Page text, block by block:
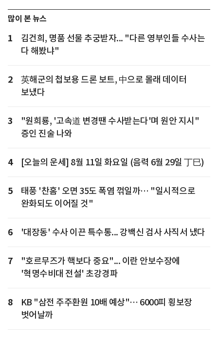
많이 본 뉴스
1
김건희, 명품 선물 추궁받자... "다른 영부인들 수사는
다 해봤냐"
2
英해군의 첩보용 드론 보트, 中으로 몰래 데이터
보냈다
3
"원희룡, '고속道 변경땐 수사받는다'며 원안 지시"
증인 진술 나와
4 [오늘의 운세] 8월 11일 화요일 (음력 6월 29일 丁巳)
5
태풍 '찬홈' 오면 35도 폭염 꺾일까… "일시적으로
완화되도 이어질 것"
6 '대장동' 수사 이끈 특수통... 강백신 검사 사직서 냈다
7
"호르무즈가 핵보다 중요"... 이란 안보수장에
'혁명수비대 전설' 초강경파
8
KB "삼전 주주환원 10배 예상"… 6000피 횡보장
벗어날까